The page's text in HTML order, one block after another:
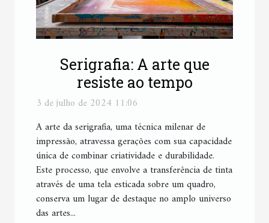
Serigrafia: A arte que
resiste ao tempo
3 de julho de 2024 11:06
A arte da serigrafia, uma técnica milenar de
impressão, atravessa gerações com sua capacidade
única de combinar criatividade e durabilidade.
Este processo, que envolve a transferência de tinta
através de uma tela esticada sobre um quadro,
conserva um lugar de destaque no amplo universo
das artes...